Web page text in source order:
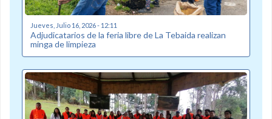
Jueves, Julio 16, 2026 - 12:11
Adjudicatarios de la feria libre de La Tebaida realizan
minga de limpieza